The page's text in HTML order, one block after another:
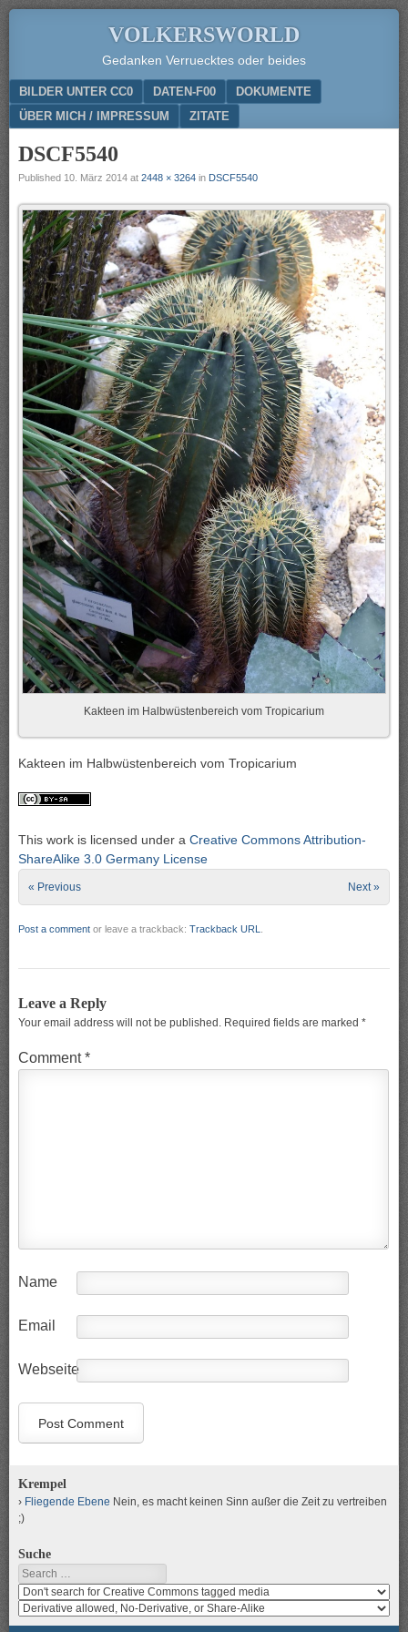
VOLKERSWORLD
Gedanken Verruecktes oder beides
Menu
SKIP TO CONTENT
BILDER UNTER CC0 DATEN-F00
DOKUMENTE
ÜBER MICH / IMPRESSUM
ZITATE
DSCF5540
Published 10. März 2014 at 2448 × 3264 in DSCF5540
Kakteen im Halbwüstenbereich vom Tropicarium
Kakteen im Halbwüstenbereich vom Tropicarium
This work is licensed under a Creative Commons Attribution-
ShareAlike 3.0 Germany License
« Previous Next »
Post a comment or leave a trackback: Trackback URL
Leave a Reply
Your email address will not be published. Required fields are marked *
Comment*
Name
Email
Webseite
Krempel
Fliegende Ebene Nein, es macht keinen Sinn außer die Zeit zu vertreiben
;)
Suche
Search
Search
media
for
search
media